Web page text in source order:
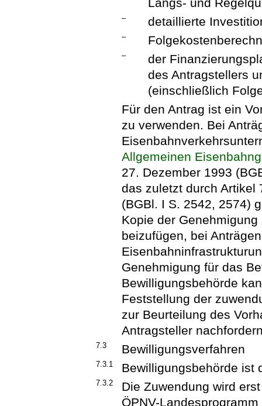
– detaillierte
–
–
der
des Antragstellers
(einschließlich
Für den Antrag ist ein
zu verwenden. Bei
Allgemeinen
27. Dezember 1993
das zuletzt durch Artikel
(BGBl. I S. 2542, 2574)
Kopie der
beizufügen, bei
Genehmigung für das
Bewilligungsbehörde
Feststellung der
zur Beurteilung des
Antragsteller
7.3 Bewilligungsverfahren
7.3.1 Bewilligungsbehörde ist
7.3.2
Die Zuwendung wird
ÖPNV-